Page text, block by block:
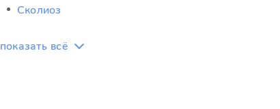
Сколиоз
показать всё